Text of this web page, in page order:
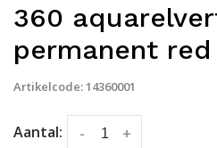
360
permanent
Artikelcode:14360001
Aantal: +
-